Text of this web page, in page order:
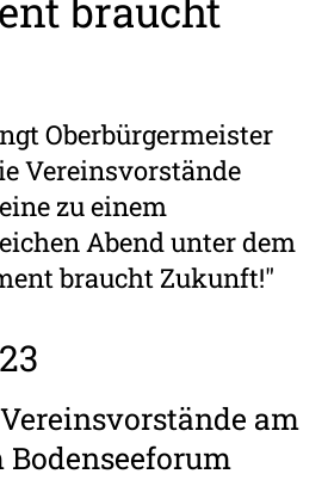
Oberbürgermeister
Vereinsvorstände
zu einem
Abend unter dem
braucht Zukunft!"
am
Bodenseeforum